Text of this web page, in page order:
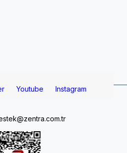
Youtube Instagram